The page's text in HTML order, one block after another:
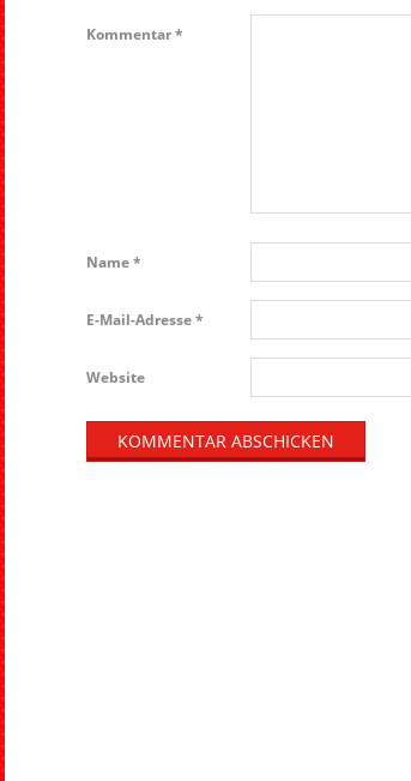
Kommentar*
Name*
E-Mail-Adresse*
Website